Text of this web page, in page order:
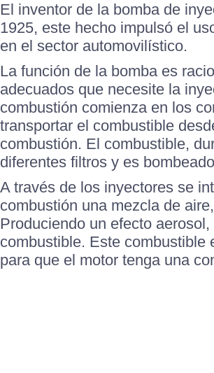
El inventor de la bomba de
1925, este hecho impulsó el
en el sector automovilístico.
La función de la bomba es
adecuados que necesite la
combustión comienza en los
transportar el combustible
combustión. El combustible,
diferentes filtros y es
A través de los inyectores se
combustión una mezcla de
Produciendo un efecto
combustible. Este combustible
para que el motor tenga una